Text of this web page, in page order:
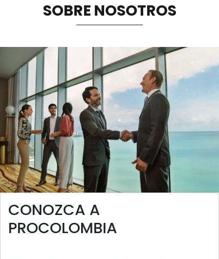
Sostenibilidad
MemoriasSOBRE NOSOTROS
CONOZCA A
PROCOLOMBIA